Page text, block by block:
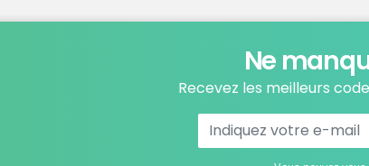
Ne
Recevez les meilleurs